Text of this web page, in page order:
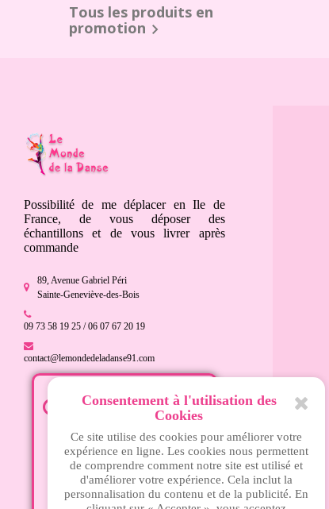
Tous les produits en
promotion 
Possibilité de me déplacer en Ile de
France, de vous déposer des
échantillons et de vous livrer après
commande
89, Avenue Gabriel Péri
Sainte-Geneviève-des-Bois
09 73 58 19 25 / 06 07 67 20 19
contact@lemondedeladanse91.com
Mardi - 15h à 18h30
18h30
Jeudi - 14h30 à 19h
Vendredi - 14h30 à 19h
Samedi - 10h à 13h et 15h à
Consentement à l'utilisation des
Cookies
Ce site utilise des cookies pour améliorer votre
expérience en ligne. Les cookies nous permettent
de comprendre comment notre site est utilisé et
d'améliorer votre expérience. Cela inclut la
personnalisation du contenu et de la publicité. En